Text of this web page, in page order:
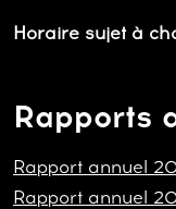
Horaire sujet à
Rapports
Rapport annuel
Rapport annuel